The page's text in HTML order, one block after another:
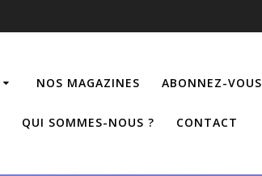
NOS MAGAZINES ABONNEZ-VOUS
QUI SOMMES-NOUS ? CONTACT